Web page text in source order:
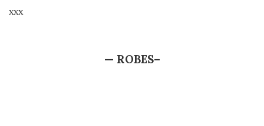
xxx
— ROBES–